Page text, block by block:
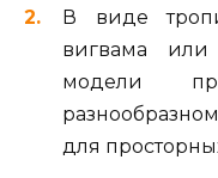
В виде
вигвама
модели
для